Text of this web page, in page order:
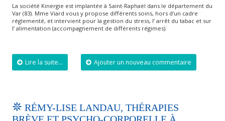
La société Kinergie est implantée à Saint-Raphaël dans le département du
Var (83). Mme Viard vous y propose différents soins, hors d’un cadre
réglementé, et intervient pour la gestion du stress, l’ arrêt du tabac et sur
l’ alimentation (accompagnement de différents régimes).
Lire la suite... Ajouter un nouveau commentaire
RÉMY-LISE LANDAU, THÉRAPIES